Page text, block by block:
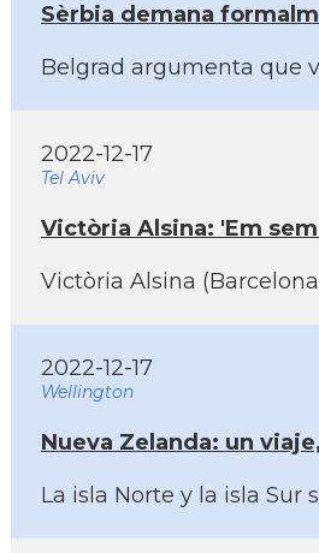
Sèrbia demana
Belgrad argumenta que
2022-12-17
Tel Aviv
Victòria Alsina: 'Em
Victòria Alsina
2022-12-17
Wellington
Nueva Zelanda: un
La isla Norte y la isla